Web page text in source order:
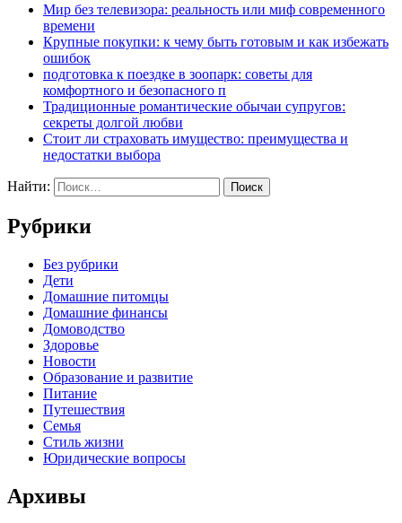
Мир без телевизора: реальность или миф современного
времени
Крупные покупки: к чему быть готовым и как избежать
ошибок
подготовка к поездке в зоопарк: советы для
комфортного и безопасного п
Традиционные романтические обычаи супругов:
секреты долгой любви
Стоит ли страховать имущество: преимущества и
недостатки выбора
Найти:
Рубрики
Без рубрики
Дети
Домашние питомцы
Домашние финансы
Домоводство
Здоровье
Новости
Образование и развитие
Питание
Путешествия
Семья
Стиль жизни
Юридические вопросы
Архивы